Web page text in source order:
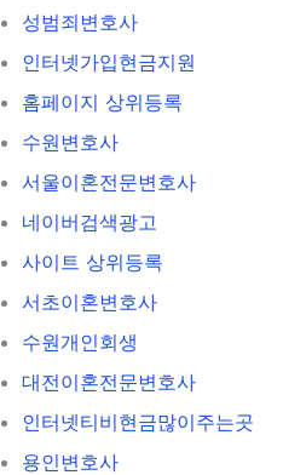
성범죄변호사
인터넷가입현금지원
홈페이지 상위등록
수원변호사
서울이혼전문변호사
네이버검색광고
사이트 상위등록
서초이혼변호사
수원개인회생
대전이혼전문변호사
인터넷티비현금많이주는곳
용인변호사